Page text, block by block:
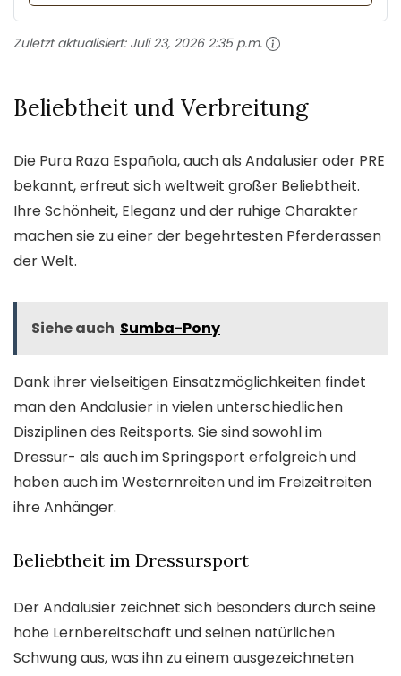
Zuletzt aktualisiert: Juli 23, 2026 2:35 p.m.
Beliebtheit und Verbreitung
Die Pura Raza Española, auch als Andalusier oder PRE
bekannt, erfreut sich weltweit großer Beliebtheit.
Ihre Schönheit, Eleganz und der ruhige Charakter
machen sie zu einer der begehrtesten Pferderassen
der Welt.
Siehe auch Sumba-Pony
Dank ihrer vielseitigen Einsatzmöglichkeiten findet
man den Andalusier in vielen unterschiedlichen
Disziplinen des Reitsports. Sie sind sowohl im
Dressur- als auch im Springsport erfolgreich und
haben auch im Westernreiten und im Freizeitreiten
ihre Anhänger.
Beliebtheit im Dressursport
Der Andalusier zeichnet sich besonders durch seine
hohe Lernbereitschaft und seinen natürlichen
Schwung aus, was ihn zu einem ausgezeichneten